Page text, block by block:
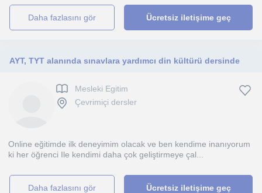
daha fazlasını gör Ücretsiz iletişime geç
AYT, TYT alanında sınavlara yardımcı din kültürü dersinde
Mesleki Egitim
Çevrimiçi dersler
Online eğitimde ilk deneyimim olacak ve ben kendime inanıyorum
ki her öğrenci Ile kendimi daha çok geliştirmeye çal...
daha fazlasını gör Ücretsiz iletişime geç